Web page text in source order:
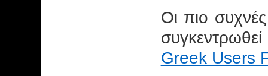
Οι πιο
Greek Users